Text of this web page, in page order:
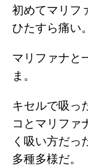
初めてマリフ
ひたすら痛い。
マリファナと
ま。
キセルで吸っ
コとマリファ
く吸い方だっ
多種多様だ。